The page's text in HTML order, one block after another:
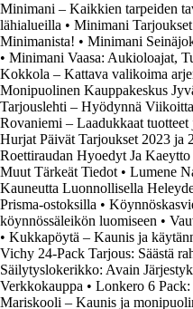
Minimani – Kaikkien tarpeiden
lähialueilla • Minimani
Minimanista! • Minimani
• Minimani Vaasa: Aukioloajat,
Kokkola – Kattava valikoima
Monipuolinen Kauppakeskus
Tarjouslehti – Hyödynnä
Rovaniemi – Laadukkaat
Hurjat Päivät Tarjoukset 2023 ja
Roettiraudan Hyoedyt Ja Kaeytto
Muut Tärkeät Tiedot • Lumene
Kauneutta Luonnollisella
Prisma-ostoksilla •
köynnössäleikön luomiseen •
• Kukkapöytä – Kaunis ja
Vichy 24-Pack Tarjous: Säästä
Säilytyslokerikko: Avain
Verkkokauppa • Lonkero 6
Mariskooli – Kaunis ja